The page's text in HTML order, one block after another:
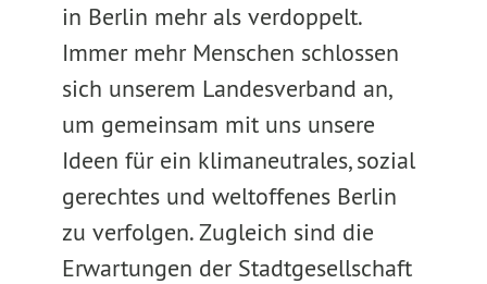
in Berlin mehr als verdoppelt.
Immer mehr Menschen schlossen
sich unserem Landesverband an,
um gemeinsam mit uns unsere
Ideen für ein klimaneutrales, sozial
gerechtes und weltoffenes Berlin
zu verfolgen. Zugleich sind die
Erwartungen der Stadtgesellschaft